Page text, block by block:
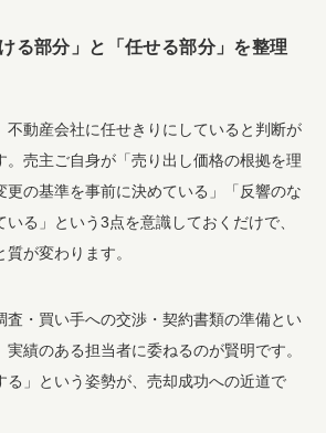
る部分」と「任せる部分」を整理
不動産会社に任せきりにしていると判断が
。売主ご自身が「売り出し価格の根拠を理
更の基準を事前に決めている」「反響のな
る」という3点を意識しておくだけで、
が変わります。
査・買い手への交渉・契約書類の準備とい
績のある担当者に委ねるのが賢明です。
る」という姿勢が、売却成功への近道で